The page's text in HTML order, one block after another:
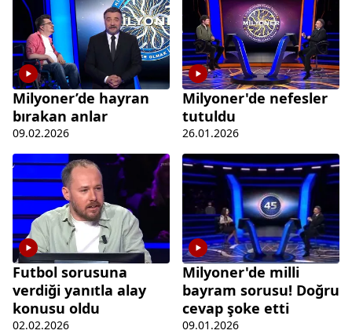
Milyoner’de hayran
bırakan anlar
09.02.2026
Milyoner'de nefesler
tutuldu
26.01.2026
Futbol sorusuna
verdiği yanıtla alay
konusu oldu
02.02.2026
Milyoner'de milli
bayram sorusu! Doğru
cevap şoke etti
09.01.2026